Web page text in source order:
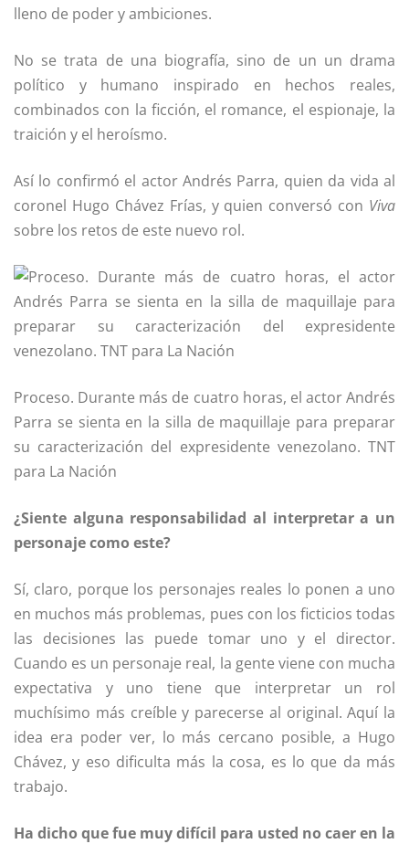
lleno de poder y ambiciones.
No se trata de una biografía, sino de un un drama
político y humano inspirado en hechos reales,
combinados con la ficción, el romance, el espionaje, la
traición y el heroísmo.
Así lo confirmó el actor Andrés Parra, quien da vida al
coronel Hugo Chávez Frías, y quien conversó con Viva
sobre los retos de este nuevo rol.
Proceso. Durante más de cuatro horas, el actor Andrés
Parra se sienta en la silla de maquillaje para preparar
su caracterización del expresidente venezolano. TNT
para La Nación
¿Siente alguna responsabilidad al interpretar a un
personaje como este?
Sí, claro, porque los personajes reales lo ponen a uno
en muchos más problemas, pues con los ficticios todas
las decisiones las puede tomar uno y el director.
Cuando es un personaje real, la gente viene con mucha
expectativa y uno tiene que interpretar un rol
muchísimo más creíble y parecerse al original. Aquí la
idea era poder ver, lo más cercano posible, a Hugo
Chávez, y eso dificulta más la cosa, es lo que da más
trabajo.
Ha dicho que fue muy difícil para usted no caer en la